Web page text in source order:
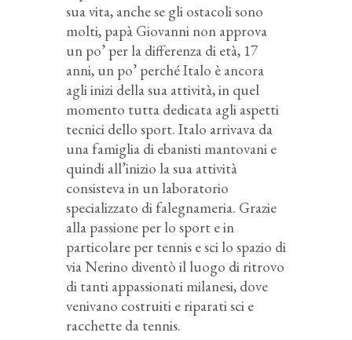
sua vita, anche se gli ostacoli sono
molti, papà Giovanni non approva
un po’ per la differenza di età, 17
anni, un po’ perché Italo è ancora
agli inizi della sua attività, in quel
momento tutta dedicata agli aspetti
tecnici dello sport. Italo arrivava da
una famiglia di ebanisti mantovani e
quindi all’inizio la sua attività
consisteva in un laboratorio
specializzato di falegnameria. Grazie
alla passione per lo sport e in
particolare per tennis e sci lo spazio di
via Nerino diventò il luogo di ritrovo
di tanti appassionati milanesi, dove
venivano costruiti e riparati sci e
racchette da tennis.